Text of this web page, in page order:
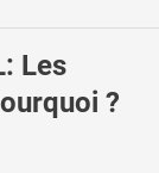
Les
?